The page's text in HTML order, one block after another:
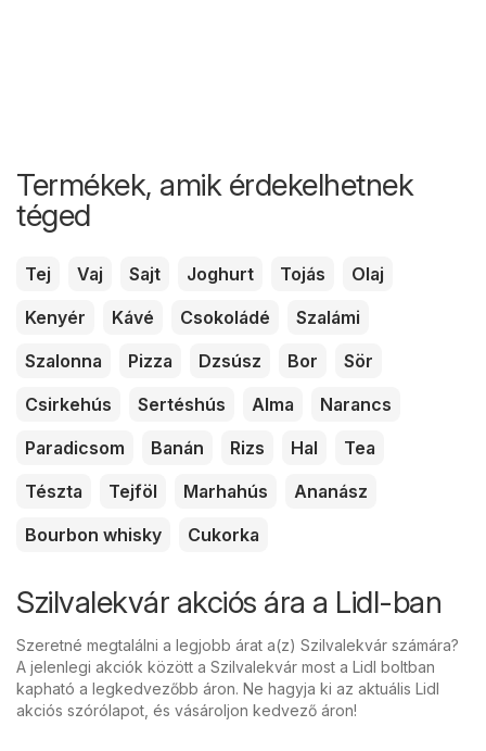
Termékek, amik érdekelhetnek
téged
Tej Vaj Sajt Joghurt Tojás
Olaj
Kenyér
Kávé Csokoládé
Szalámi
Szalonna
Pizza Dzsúsz Bor
Sör
Csirkehús
Sertéshús Alma
Narancs
Paradicsom
Banán Rizs Hal
Tea
Tészta
Tejföl Marhahús
Ananász
Bourbon whisky
Cukorka
Szilvalekvár akciós ára a Lidl-ban
Szeretné megtalálni a legjobb árat a(z) Szilvalekvár számára?
A jelenlegi akciók között a Szilvalekvár most a Lidl boltban
kapható a legkedvezőbb áron. Ne hagyja ki az aktuális Lidl
akciós szórólapot, és vásároljon kedvező áron!